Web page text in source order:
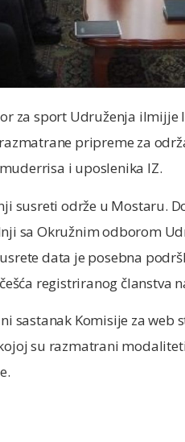
za sport Udruženja ilmijje
pripreme za
i uposlenika IZ.
susreti održe u Mostaru.
sa Okružnim odborom
data je posebna
registriranog članstva
sastanak Komisije za web
su razmatrani